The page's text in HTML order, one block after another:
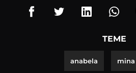
TEME
anabela